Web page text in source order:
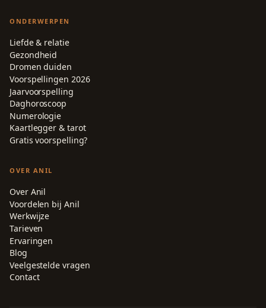
ONDERWERPEN
Liefde & relatie
Gezondheid
Dromen duiden
Voorspellingen 2026
Jaarvoorspelling
Daghoroscoop
Numerologie
Kaartlegger & tarot
Gratis voorspelling?
OVER ANIL
Over Anil
Voordelen bij Anil
Werkwijze
Tarieven
Ervaringen
Blog
Veelgestelde vragen
Contact